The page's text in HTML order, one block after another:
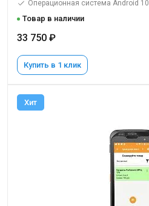
Операционная система Android 10
Товар в наличии
33 750 ₽
Купить в 1 клик
Хит